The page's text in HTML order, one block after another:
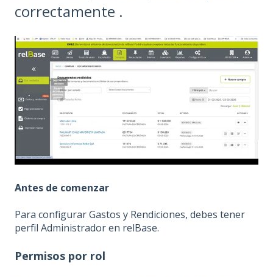
correctamente .
Antes de comenzar
Para configurar Gastos y Rendiciones, debes tener
perfil Administrador en relBase.
Permisos por rol